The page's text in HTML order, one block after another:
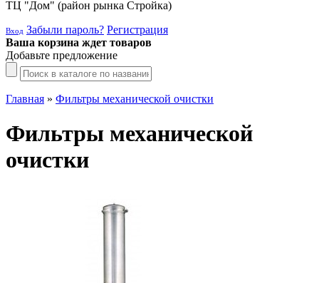
ТЦ "Дом" (район рынка Стройка)
Вход Забыли пароль? Регистрация
Ваша корзина ждет товаров
Добавьте предложение
Главная » Фильтры механической очистки
Фильтры механической
очистки